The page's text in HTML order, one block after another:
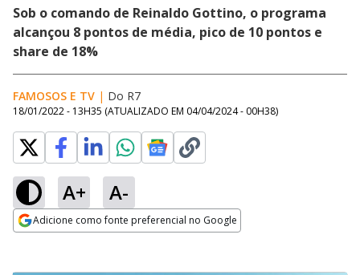
Sob o comando de Reinaldo Gottino, o programa
alcançou 8 pontos de média, pico de 10 pontos e
share de 18%
FAMOSOS E TV | Do R7
18/01/2022 - 13H35 (ATUALIZADO EM 04/04/2024 - 00H38)
A+ A-
Adicione como fonte preferencial no Google